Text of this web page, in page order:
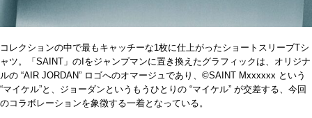
コレクションの中で最もキャッチーな1枚に仕上がったショートスリーブTシ
ャツ。「SAINT」のIをジャンプマンに置き換えたグラフィックは、オリジナ
ルの “AIR JORDAN” ロゴへのオマージュであり、©SAINT Mxxxxxx という
“マイケル”と、ジョーダンというもうひとりの “マイケル” が交差する、今回
のコラボレーションを象徴する一着となっている。